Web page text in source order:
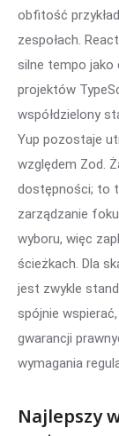
obfitość
zespołach.
silne tempo jako
projektów
współdzielony
Yup pozostaje
względem Zod.
dostępności; to
zarządzanie
wyboru, więc
ścieżkach. Dla
jest zwykle
spójnie
gwarancji
wymagania
Najlepszy